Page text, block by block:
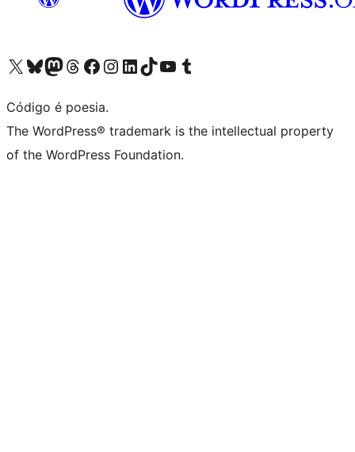
Acessar nossa conta do X (antigo Twitter)
Acessar nossa conta do Bluesky
Acessar nossa conta do Mastodon
Acessar nossa conta do Threads
Acessar nossa página do Facebook
Acessar nossa conta do Instagram
Acessar nossa conta do LinkedIn
Acessar nossa conta do TikTok
Acessar nosso canal do YouTube
Acessar nossa conta no Tumblr
Código é poesia.
The WordPress® trademark is the intellectual property
of the WordPress Foundation.